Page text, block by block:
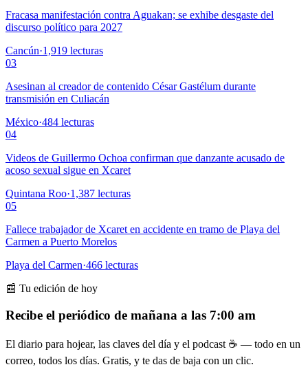
Fracasa manifestación contra Aguakan; se exhibe desgaste del
discurso político para 2027
Cancún·1,919 lecturas
03
Asesinan al creador de contenido César Gastélum durante
transmisión en Culiacán
México·484 lecturas
04
Videos de Guillermo Ochoa confirman que danzante acusado de
acoso sexual sigue en Xcaret
Quintana Roo·1,387 lecturas
05
Fallece trabajador de Xcaret en accidente en tramo de Playa del
Carmen a Puerto Morelos
Playa del Carmen·466 lecturas
📰 Tu edición de hoy
Recibe el periódico de mañana a las 7:00 am
El diario para hojear, las claves del día y el podcast ☕ — todo en un
correo, todos los días. Gratis, y te das de baja con un clic.